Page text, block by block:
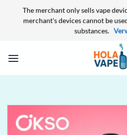
The merchant only sells vape
merchant's devices cannot be
substances.
Inhalt